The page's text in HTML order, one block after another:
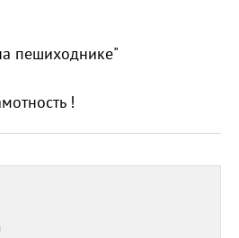
пешиходнике"
!